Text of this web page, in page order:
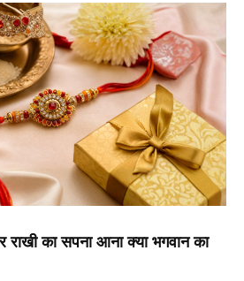
राखी का सपना आना क्या भगवान का